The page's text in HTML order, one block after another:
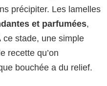
précipiter. Les lamelles
et parfumées,
ce stade, une simple
recette qu’on
bouchée a du relief.